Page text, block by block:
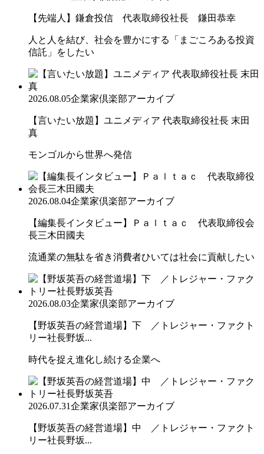
【先端人】鎌倉投信 代表取締役社長 鎌田恭幸
人と人を結び、社会を豊かにする「まごころある投資
信託」をしたい
2026.08.05企業家倶楽部アーカイブ
【言いたい放題】ユニメディア 代表取締役社長 末田
真
モンゴルから世界へ発信
2026.08.04企業家倶楽部アーカイブ
【編集長インタビュー】Ｐａｌｔａｃ 代表取締役会
長三木田國夫
流通業の無駄を省き消費者ひいては社会に貢献したい
2026.08.03企業家倶楽部アーカイブ
【野坂英吾の経営道場】下 ／トレジャー・ファクト
リー社長野坂...
時代を捉え進化し続ける企業へ
2026.07.31企業家倶楽部アーカイブ
【野坂英吾の経営道場】中 ／トレジャー・ファクト
リー社長野坂...